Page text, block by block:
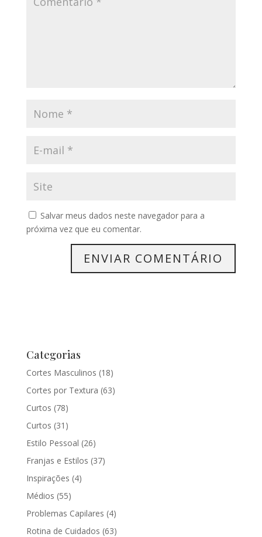
Salvar meus dados neste navegador para a
próxima vez que eu comentar.
Categorias
Cortes Masculinos (18)
Cortes por Textura (63)
Curtos (78)
Curtos (31)
Estilo Pessoal (26)
Franjas e Estilos (37)
Inspirações (4)
Médios (55)
Problemas Capilares (4)
Rotina de Cuidados (63)